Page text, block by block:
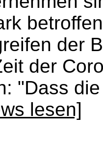
der
der
"Dass
lesen]